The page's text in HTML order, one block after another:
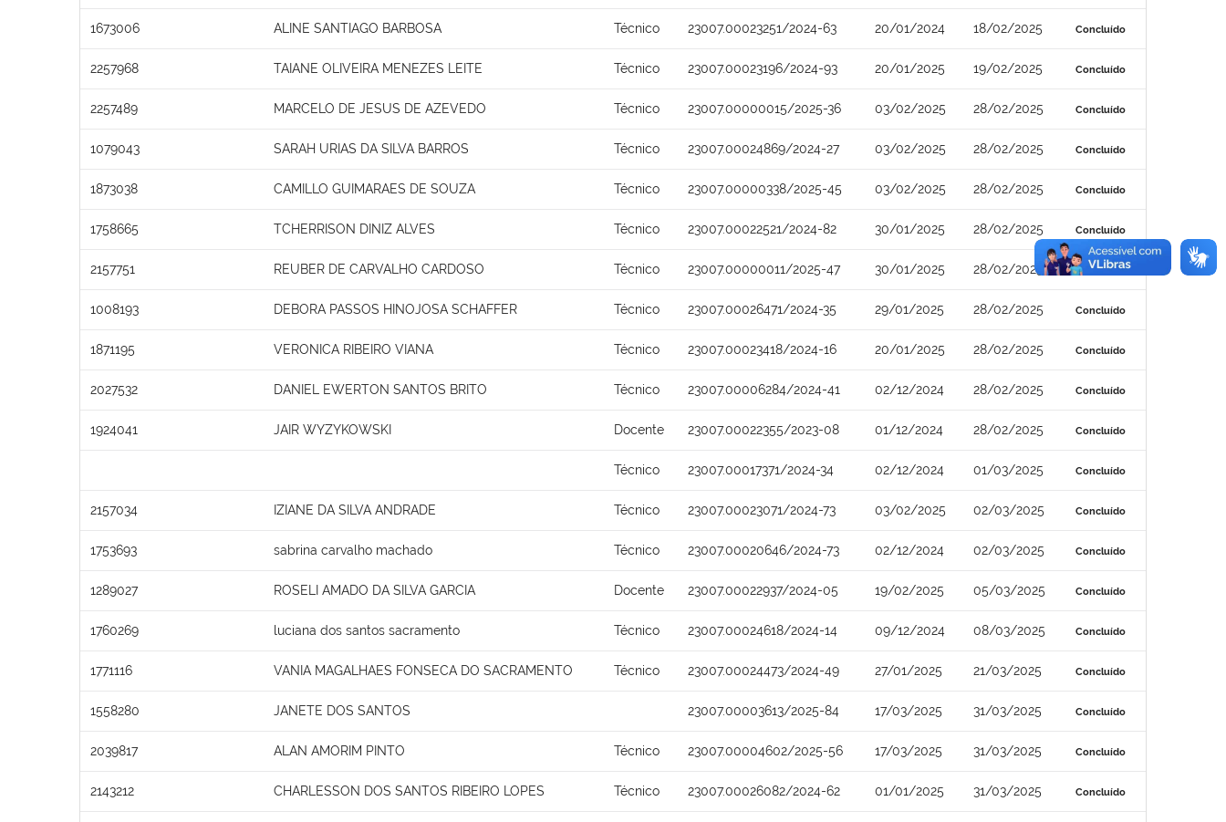
1673006 ALINE SANTIAGO BARBOSA Técnico 23007.00023251/2024-63 20/01/2024 18/02/2025 Concluído
2257968 TAIANE OLIVEIRA MENEZES LEITE Técnico 23007.00023196/2024-93 20/01/2025 19/02/2025 Concluído
2257489 MARCELO DE JESUS DE AZEVEDO Técnico 23007.00000015/2025-36 03/02/2025 28/02/2025 Concluído
1079043 SARAH URIAS DA SILVA BARROS Técnico 23007.00024869/2024-27 03/02/2025 28/02/2025 Concluído
1873038 CAMILLO GUIMARAES DE SOUZA Técnico 23007.00000338/2025-45 03/02/2025 28/02/2025 Concluído
1758665 TCHERRISON DINIZ ALVES Técnico 23007.00022521/2024-82 30/01/2025 28/02/2025 Concluído
2157751 REUBER DE CARVALHO CARDOSO Técnico 23007.00000011/2025-47 30/01/2025 28/02/2025 Concluído
1008193 DEBORA PASSOS HINOJOSA SCHAFFER Técnico 23007.00026471/2024-35 29/01/2025 28/02/2025 Concluído
1871195 VERONICA RIBEIRO VIANA Técnico 23007.00023418/2024-16 20/01/2025 28/02/2025 Concluído
2027532 DANIEL EWERTON SANTOS BRITO Técnico 23007.00006284/2024-41 02/12/2024 28/02/2025 Concluído
1924041 JAIR WYZYKOWSKI Docente 23007.00022355/2023-08 01/12/2024 28/02/2025 Concluído
Técnico 23007.00017371/2024-34 02/12/2024 01/03/2025 Concluído
2157034 IZIANE DA SILVA ANDRADE Técnico 23007.00023071/2024-73 03/02/2025 02/03/2025 Concluído
1753693 sabrina carvalho machado Técnico 23007.00020646/2024-73 02/12/2024 02/03/2025 Concluído
1289027 ROSELI AMADO DA SILVA GARCIA Docente 23007.00022937/2024-05 19/02/2025 05/03/2025 Concluído
1760269 luciana dos santos sacramento Técnico 23007.00024618/2024-14 09/12/2024 08/03/2025 Concluído
1771116 VANIA MAGALHAES FONSECA DO SACRAMENTO Técnico 23007.00024473/2024-49 27/01/2025 21/03/2025 Concluído
1558280 JANETE DOS SANTOS 23007.00003613/2025-84 17/03/2025 31/03/2025 Concluído
2039817 ALAN AMORIM PINTO Técnico 23007.00004602/2025-56 17/03/2025 31/03/2025 Concluído
2143212 CHARLESSON DOS SANTOS RIBEIRO LOPES Técnico 23007.00026082/2024-62 01/01/2025 31/03/2025 Concluído